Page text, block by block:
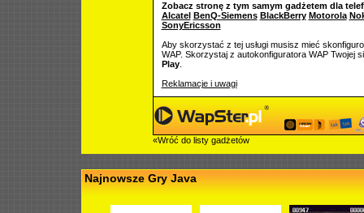
Zobacz stronę z tym samym gadżetem dla
Alcatel BenQ-Siemens BlackBerry Motorola
SonyEricsson
Aby skorzystać z tej usługi musisz mieć
WAP. Skorzystaj z autokonfiguratora WAP Twojej
Play.
Reklamacje i uwagi
«Wróć do listy gadżetów
Najnowsze Gry Java